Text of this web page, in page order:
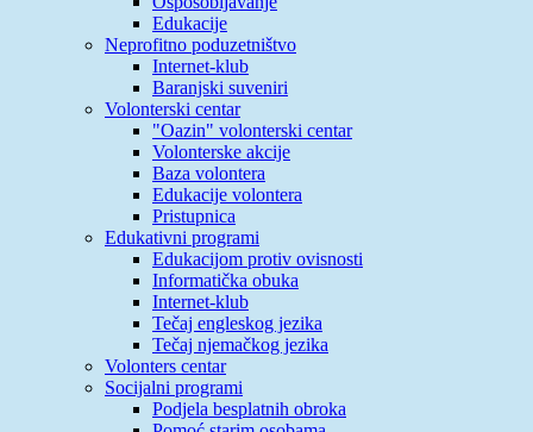
Edukacije
Neprofitno poduzetništvo
Internet-klub
Baranjski suveniri
Volonterski centar
"Oazin" volonterski centar
Volonterske akcije
Baza volontera
Edukacije volontera
Pristupnica
Edukativni programi
Edukacijom protiv ovisnosti
Informatička obuka
Internet-klub
Tečaj engleskog jezika
Tečaj njemačkog jezika
Volonters centar
Socijalni programi
Podjela besplatnih obroka